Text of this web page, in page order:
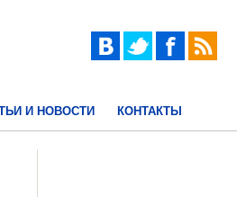
И НОВОСТИ КОНТАКТЫ